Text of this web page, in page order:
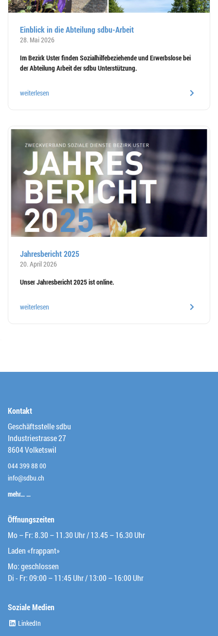
Einblick in die Abteilung sdbu-Arbeit
28. Mai 2026
Im Bezirk Uster finden Sozialhilfebeziehende und Erwerbslose bei
der Abteilung Arbeit der sdbu Unterstützung.
weiterlesen
Jahresbericht 2025
20. April 2026
Unser Jahresbericht 2025 ist online.
weiterlesen
Kontakt
Geschäftsstelle sdbu
Industriestrasse 27
8604 Volketswil
044 399 88 00
info@sdbu.ch
mehr… …
Öffnungszeiten
Mo – Fr: 8.30 – 11.30 Uhr / 13.45 – 16.30 Uhr
Laden «frappant»
Mo: geschlossen
Di - Fr: 09:00 – 11:45 Uhr / 13:00 – 16:00 Uhr
Soziale Medien
LinkedIn